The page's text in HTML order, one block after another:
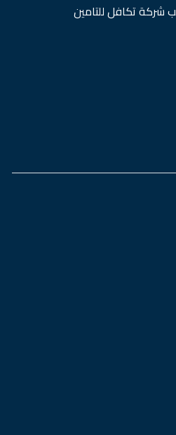
شركة تكافل للتامين